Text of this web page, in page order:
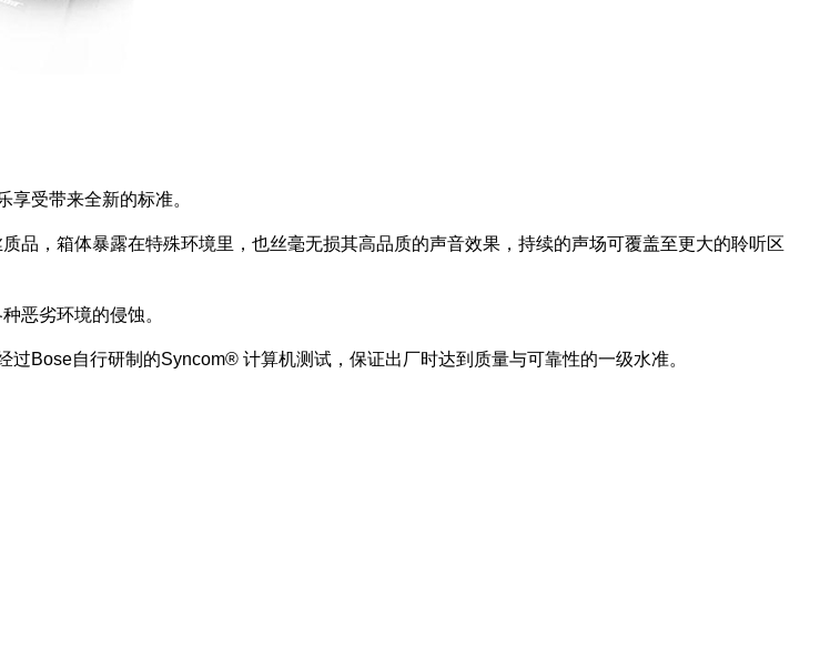
受带来全新的标准。
品，箱体暴露在特殊环境里，也丝毫无损其高品质的声音效果，持续的声场可覆盖至更大的聆听区
恶劣环境的侵蚀。
Bose自行研制的Syncom® 计算机测试，保证出厂时达到质量与可靠性的一级水准。